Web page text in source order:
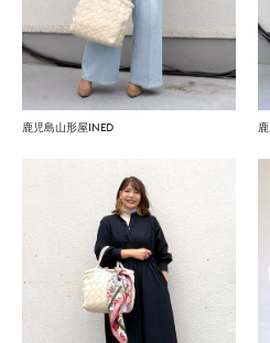
鹿児島山形屋INED